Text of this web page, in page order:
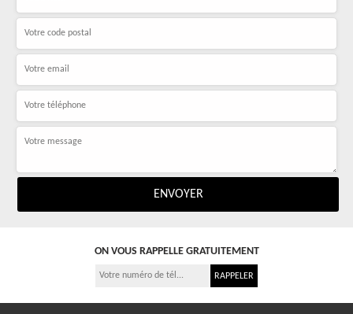
ON VOUS RAPPELLE GRATUITEMENT